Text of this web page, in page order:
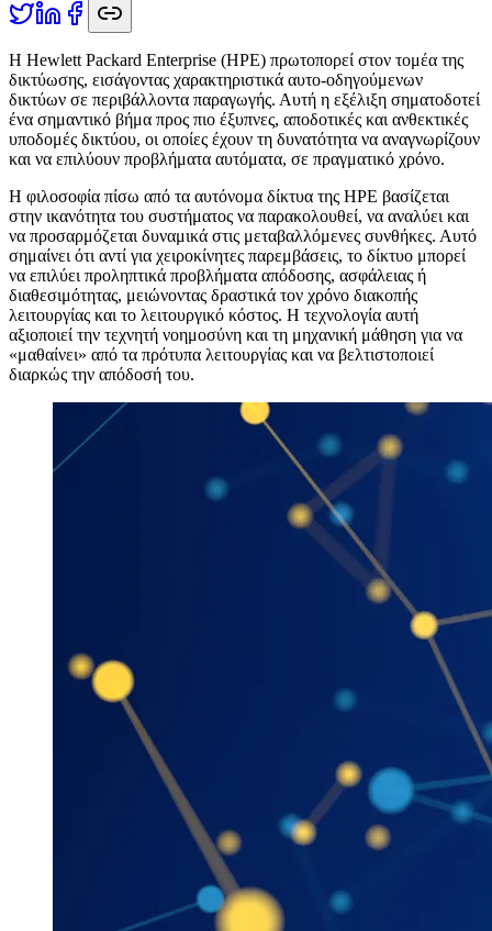
Η Hewlett Packard Enterprise (HPE) πρωτοπορεί στον τομέα της
δικτύωσης, εισάγοντας χαρακτηριστικά αυτο-οδηγούμενων
δικτύων σε περιβάλλοντα παραγωγής. Αυτή η εξέλιξη σηματοδοτεί
ένα σημαντικό βήμα προς πιο έξυπνες, αποδοτικές και ανθεκτικές
υποδομές δικτύου, οι οποίες έχουν τη δυνατότητα να αναγνωρίζουν
και να επιλύουν προβλήματα αυτόματα, σε πραγματικό χρόνο.
Η φιλοσοφία πίσω από τα αυτόνομα δίκτυα της HPE βασίζεται
στην ικανότητα του συστήματος να παρακολουθεί, να αναλύει και
να προσαρμόζεται δυναμικά στις μεταβαλλόμενες συνθήκες. Αυτό
σημαίνει ότι αντί για χειροκίνητες παρεμβάσεις, το δίκτυο μπορεί
να επιλύει προληπτικά προβλήματα απόδοσης, ασφάλειας ή
διαθεσιμότητας, μειώνοντας δραστικά τον χρόνο διακοπής
λειτουργίας και το λειτουργικό κόστος. Η τεχνολογία αυτή
αξιοποιεί την τεχνητή νοημοσύνη και τη μηχανική μάθηση για να
«μαθαίνει» από τα πρότυπα λειτουργίας και να βελτιστοποιεί
διαρκώς την απόδοσή του.